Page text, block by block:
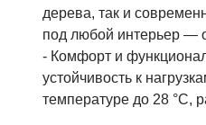
дерева, так и
под любой интерьер —
- Комфорт и
устойчивость к
температуре до 28 °С,